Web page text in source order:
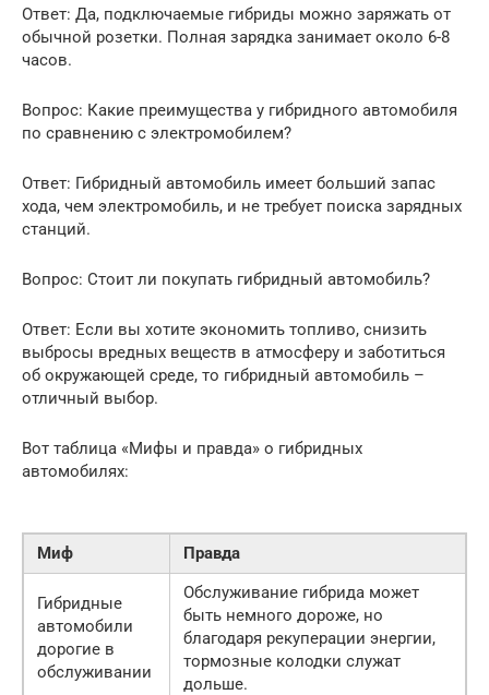
Ответ: Да, подключаемые гибриды можно заряжать от
обычной розетки. Полная зарядка занимает около 6-8
часов.
Вопрос: Какие преимущества у гибридного автомобиля
по сравнению с электромобилем?
Ответ: Гибридный автомобиль имеет больший запас
хода, чем электромобиль, и не требует поиска зарядных
станций.
Вопрос: Стоит ли покупать гибридный автомобиль?
Ответ: Если вы хотите экономить топливо, снизить
выбросы вредных веществ в атмосферу и заботиться
об окружающей среде, то гибридный автомобиль –
отличный выбор.
Вот таблица «Мифы и правда» о гибридных
автомобилях:
Миф Правда
Гибридные
автомобили
дорогие в
обслуживании
Обслуживание гибрида может
быть немного дороже, но
благодаря рекуперации энергии,
тормозные колодки служат
дольше.